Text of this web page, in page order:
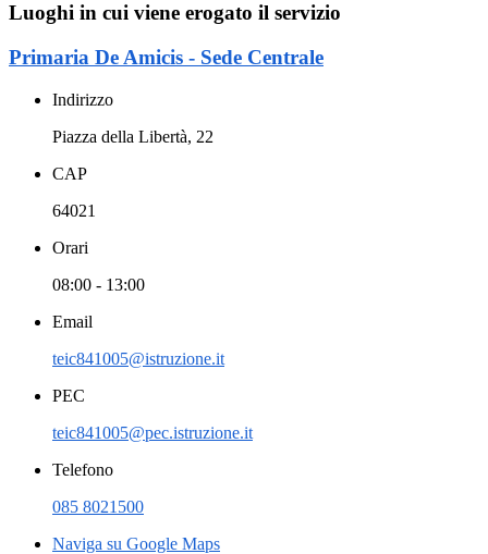
Luoghi in cui viene erogato il servizio
Primaria De Amicis - Sede Centrale
Indirizzo
Piazza della Libertà, 22
CAP
64021
Orari
08:00 - 13:00
Email
teic841005@istruzione.it
PEC
teic841005@pec.istruzione.it
Telefono
085 8021500
Naviga su Google Maps